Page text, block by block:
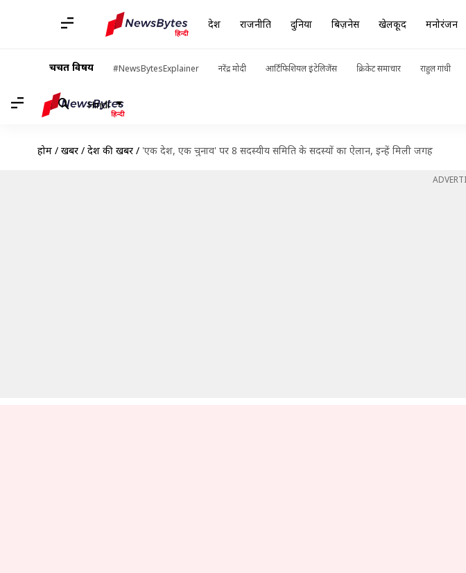
देश राजनीति दुनिया बिज़नेस खेलकूद मनोरंजन
चर्चित विषय #NewsBytesExplainer नरेंद्र मोदी आर्टिफिशियल इंटेलिजेंस क्रिकेट समाचार राहुल गांधी
Hindi
होम / खबरें / देश की खबरें / 'एक देश, एक चुनाव' पर 8 सदस्यीय समिति के सदस्यों का ऐलान, इन्हें मिली जगह